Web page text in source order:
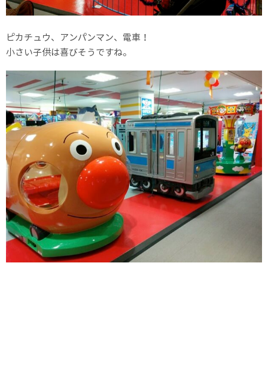
ピカチュウ、アンパンマン、電車！
小さい子供は喜びそうですね。